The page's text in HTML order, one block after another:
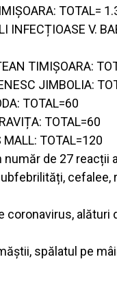
TOTAL=
INFECȚIOASE V.
TIMIȘOARA:
JIMBOLIA:
TOTAL=60
TOTAL=60
MALL: TOTAL=120
de 27 reacții
alături
spălatul pe